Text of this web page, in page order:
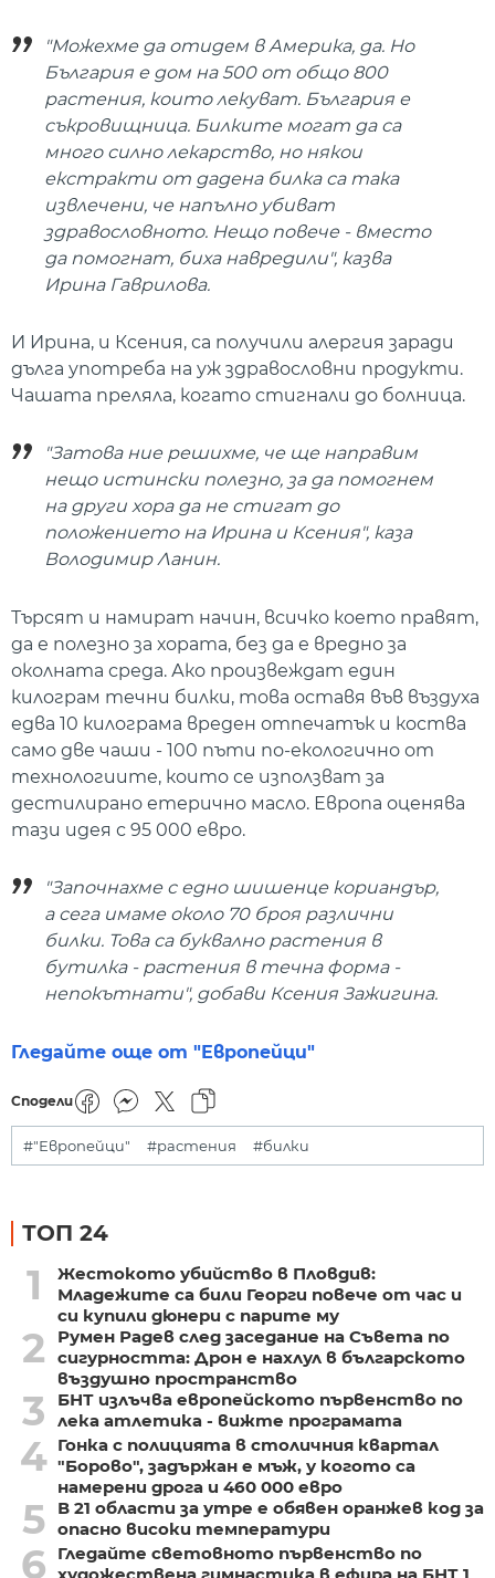
"Можехме да отидем в Америка, да. Но
България е дом на 500 от общо 800
растения, които лекуват. България е
съкровищница. Билките могат да са
много силно лекарство, но някои
екстракти от дадена билка са така
извлечени, че напълно убиват
здравословното. Нещо повече - вместо
да помогнат, биха навредили", казва
Ирина Гаврилова.
И Ирина, и Ксения, са получили алергия заради
дълга употреба на уж здравословни продукти.
Чашата преляла, когато стигнали до болница.
"Затова ние решихме, че ще направим
нещо истински полезно, за да помогнем
на други хора да не стигат до
положението на Ирина и Ксения", каза
Володимир Ланин.
Търсят и намират начин, всичко което правят,
да е полезно за хората, без да е вредно за
околната среда. Ако произвеждат един
килограм течни билки, това оставя във въздуха
едва 10 килограма вреден отпечатък и коства
само две чаши - 100 пъти по-екологично от
технологиите, които се използват за
дестилирано етерично масло. Европа оценява
тази идея с 95 000 евро.
"Започнахме с едно шишенце кориандър,
а сега имаме около 70 броя различни
билки. Това са буквално растения в
бутилка - растения в течна форма -
непокътнати", добави Ксения Зажигина.
Гледайте още от "Европейци"
Сподели
#"Европейци" #растения #билки
ТОП 24
1
Жестокото убийство в Пловдив:
Младежите са били Георги повече от час и
си купили дюнери с парите му
2
Румен Радев след заседание на Съвета по
сигурността: Дрон е нахлул в българското
въздушно пространство
3
БНТ излъчва европейското първенство по
лека атлетика - вижте програмата
4 Гонка с полицията в столичния квартал
"Борово", задържан е мъж, у когото са
намерени дрога и 460 000 евро
5
В 21 области за утре е обявен оранжев код за
опасно високи температури
6
Гледайте световното първенство по